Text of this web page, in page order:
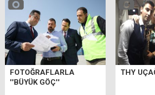
FOTOĞRAFLARLA
''BÜYÜK GÖÇ''
THY